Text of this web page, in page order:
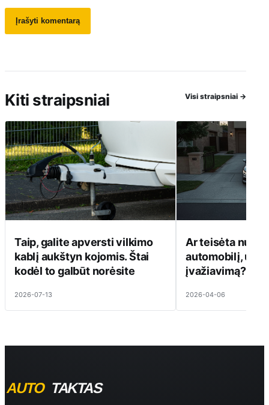
Kiti straipsniai Visi straipsniai →
Taip, galite apversti vilkimo
kablį aukštyn kojomis. Štai
kodėl to galbūt norėsite
2026-07-13
Ar teisėta
automobilį,
įvažiavimą?
2026-04-06